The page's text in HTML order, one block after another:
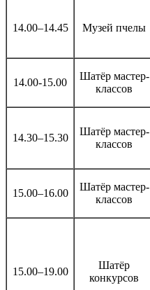
14.00–14.45 Музей пчелы
14.00-15.00
Шатёр мастер-
классов
14.30–15.30
Шатёр мастер-
классов
15.00–16.00
Шатёр мастер-
классов
15.00–19.00
Шатёр
конкурсов